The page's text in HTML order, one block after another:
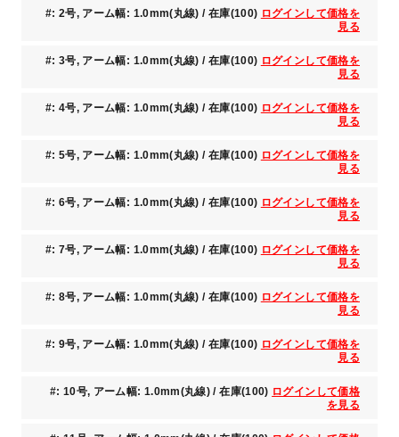
#: 2号, アーム幅: 1.0mm(丸線) / 在庫(100) ログインして価格を
見る
#: 3号, アーム幅: 1.0mm(丸線) / 在庫(100) ログインして価格を
見る
#: 4号, アーム幅: 1.0mm(丸線) / 在庫(100) ログインして価格を
見る
#: 5号, アーム幅: 1.0mm(丸線) / 在庫(100) ログインして価格を
見る
#: 6号, アーム幅: 1.0mm(丸線) / 在庫(100) ログインして価格を
見る
#: 7号, アーム幅: 1.0mm(丸線) / 在庫(100) ログインして価格を
見る
#: 8号, アーム幅: 1.0mm(丸線) / 在庫(100) ログインして価格を
見る
#: 9号, アーム幅: 1.0mm(丸線) / 在庫(100) ログインして価格を
見る
#: 10号, アーム幅: 1.0mm(丸線) / 在庫(100) ログインして価格
を見る